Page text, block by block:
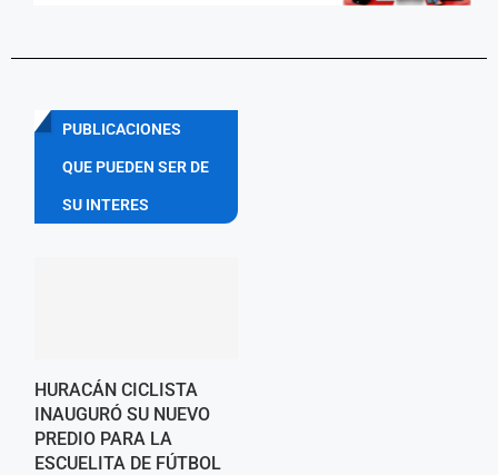
PUBLICACIONES
QUE PUEDEN SER DE
SU INTERES
HURACÁN CICLISTA
INAUGURÓ SU NUEVO
PREDIO PARA LA
ESCUELITA DE FÚTBOL